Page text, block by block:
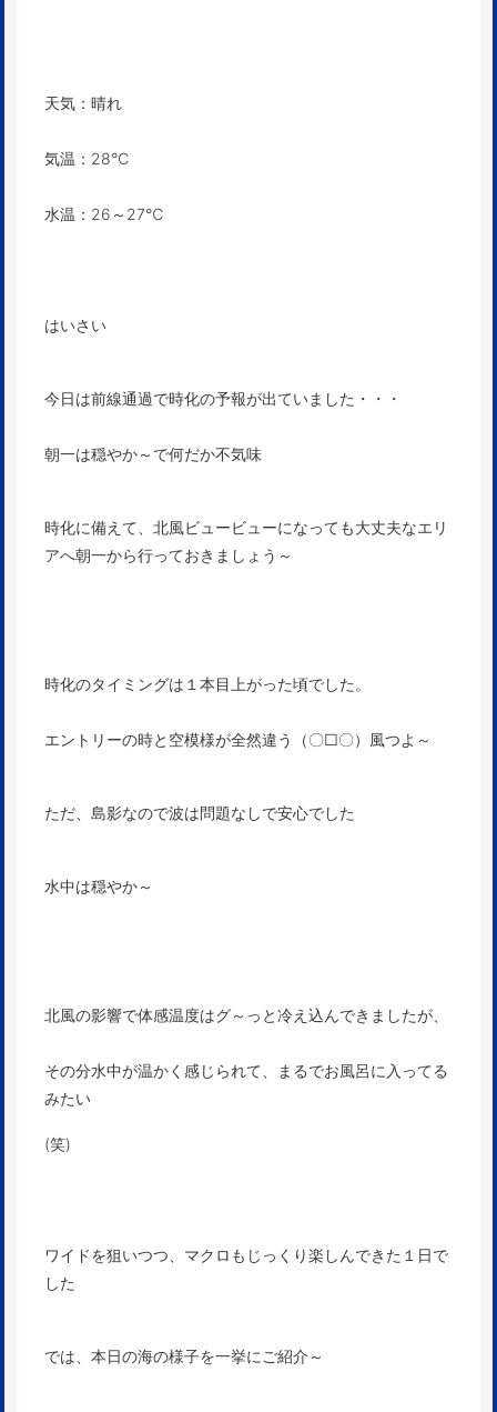
天気：晴れ
気温：28℃
水温：26～27℃
はいさい
今日は前線通過で時化の予報が出ていました・・・
朝一は穏やか～で何だか不気味
時化に備えて、北風ビュービューになっても大丈夫なエリ
アへ朝一から行っておきましょう～
時化のタイミングは１本目上がった頃でした。
エントリーの時と空模様が全然違う（〇□〇）風つよ～
ただ、島影なので波は問題なしで安心でした
水中は穏やか～
北風の影響で体感温度はグ～っと冷え込んできましたが、
その分水中が温かく感じられて、まるでお風呂に入ってる
みたい
(笑)
ワイドを狙いつつ、マクロもじっくり楽しんできた１日で
した
では、本日の海の様子を一挙にご紹介～